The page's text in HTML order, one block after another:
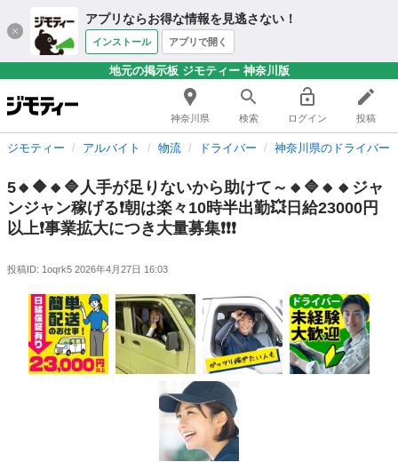
アプリならお得な情報を見逃さない！
インストール アプリで開く
地元の掲示板 ジモティー 神奈川版
神奈川県 検索 ログイン 投稿
ジモティー アルバイト 物流 ドライバー 神奈川県のドライバー
5🔸🔶🔸🔷人手が足りないから助けて～🔸🔷🔸🔸ジャ
ンジャン稼げる❗️朝は楽々10時半出勤💥日給23000円
以上❗️事業拡大につき大量募集❗️❗️❗️
投稿ID: 1oqrk5 2026年4月27日 16:03